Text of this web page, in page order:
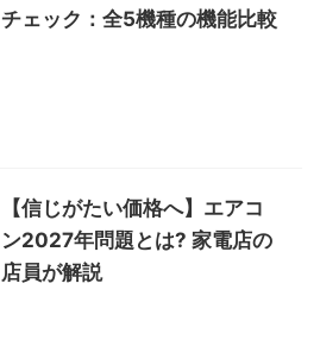
チェック：全5機種の機能比較
【信じがたい価格へ】エアコ
ン2027年問題とは? 家電店の
店員が解説